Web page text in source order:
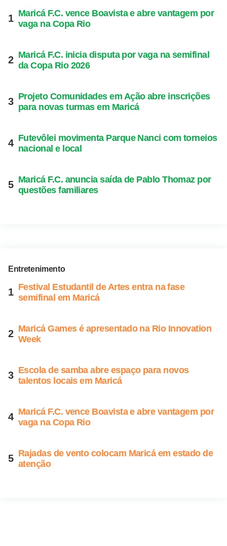
Maricá F.C. vence Boavista e abre vantagem por
vaga na Copa Rio
Maricá F.C. inicia disputa por vaga na semifinal
da Copa Rio 2026
Projeto Comunidades em Ação abre inscrições
para novas turmas em Maricá
Futevôlei movimenta Parque Nanci com torneios
nacional e local
Maricá F.C. anuncia saída de Pablo Thomaz por
questões familiares
Entretenimento
Festival Estudantil de Artes entra na fase
semifinal em Maricá
Maricá Games é apresentado na Rio Innovation
Week
Escola de samba abre espaço para novos
talentos locais em Maricá
Maricá F.C. vence Boavista e abre vantagem por
vaga na Copa Rio
Rajadas de vento colocam Maricá em estado de
atenção